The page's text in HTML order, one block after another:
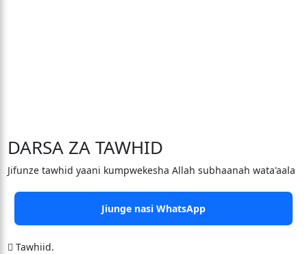
DARSA ZA TAWHID
Jifunze tawhid yaani kumpwekesha Allah subhaanah wata'aala
Jiunge nasi WhatsApp
 Tawhiid.